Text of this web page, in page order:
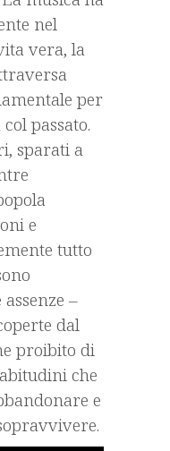
nel
vera, la
per
passato.
sparati a
e
tutto
–
dal
proibito di
che
e